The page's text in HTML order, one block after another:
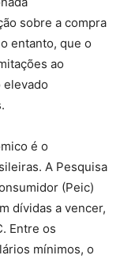
sobre a compra
entanto, que o
ao
elevado
é o
A Pesquisa
(Peic)
dívidas a vencer,
Entre os
mínimos, o